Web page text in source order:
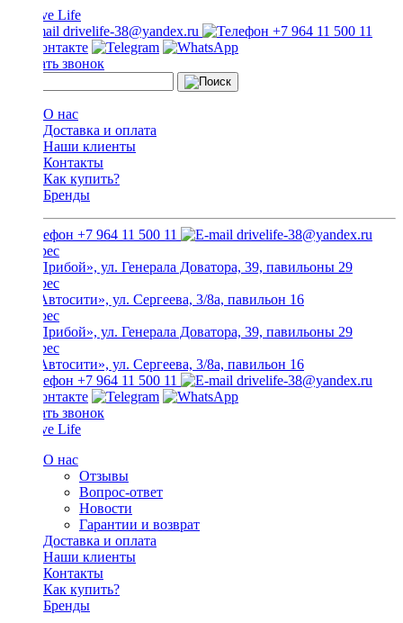
drivelife-38@yandex.ru +7 964 11 500 11
Заказать звонок
О нас
Доставка и оплата
Наши клиенты
Контакты
Как купить?
Бренды
+7 964 11 500 11 drivelife-38@yandex.ru
ТЦ «Прибой», ул. Генерала Доватора, 39, павильоны 29
ТЦ «Автосити», ул. Сергеева, 3/8а, павильон 16
ТЦ «Прибой», ул. Генерала Доватора, 39, павильоны 29
ТЦ «Автосити», ул. Сергеева, 3/8а, павильон 16
+7 964 11 500 11
drivelife-38@yandex.ru
Заказать звонок
О нас
Отзывы
Вопрос-ответ
Новости
Гарантии и возврат
Доставка и оплата
Наши клиенты
Контакты
Как купить?
Бренды